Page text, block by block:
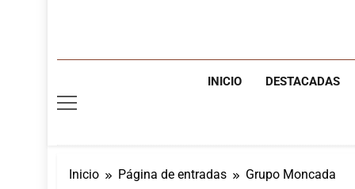
INICIO DESTACADAS
Inicio Página de entradas Grupo Moncada